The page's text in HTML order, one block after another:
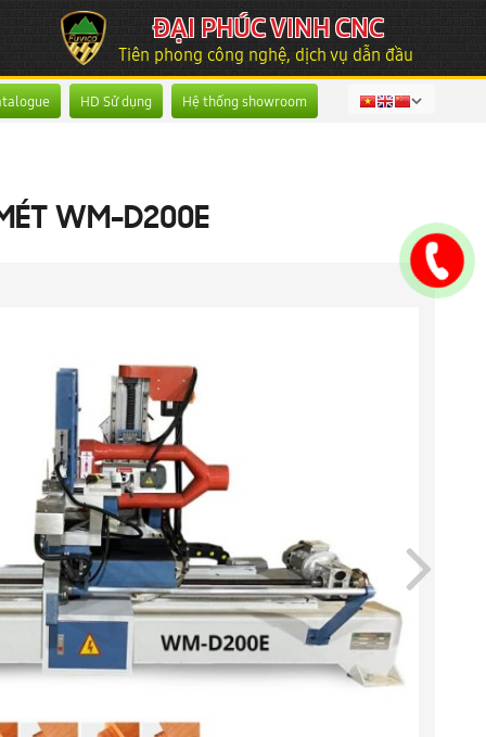
ĐẠI PHÚC VINH CNC
Tiên phong công nghệ, dịch vụ dẫn đầu
HD Sử dụng Hệ thống showroom
WM-D200E